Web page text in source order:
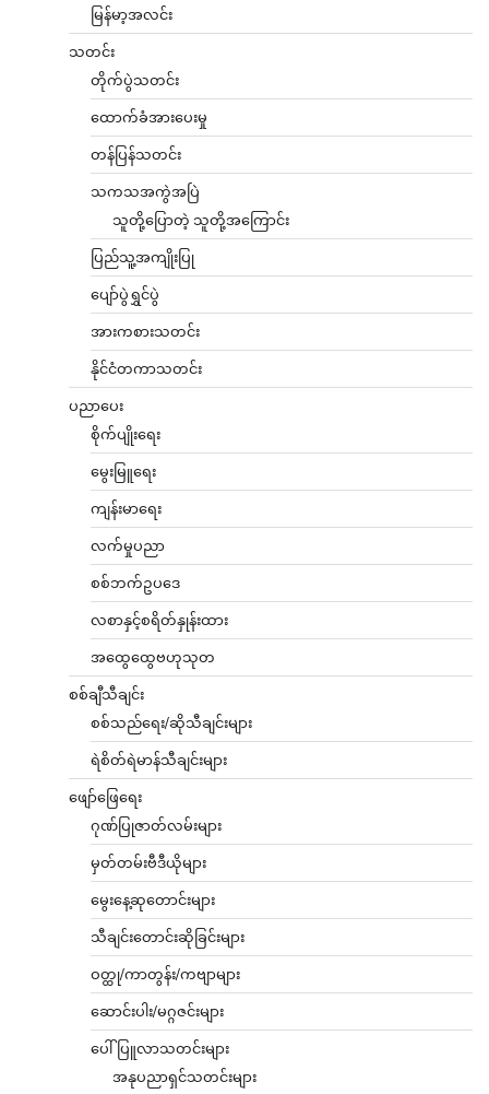
မြန်မာ့အလင်း
သတင်း
တိုက်ပွဲသတင်း
ထောက်ခံအားပေးမှု
တန်ပြန်သတင်း
သကသအကွဲအပြဲ
သူတို့ပြောတဲ့ သူတို့အကြောင်း
ပြည်သူ့အကျိုးပြု
ပျော်ပွဲရွှင်ပွဲ
အားကစားသတင်း
နိုင်ငံတကာသတင်း
ပညာပေး
စိုက်ပျိုးရေး
မွေးမြူရေး
ကျန်းမာရေး
လက်မှုပညာ
စစ်ဘက်ဥပဒေ
လစာနှင့်စရိတ်နှုန်းထား
အထွေထွေဗဟုသုတ
စစ်ချီသီချင်း
စစ်သည်ရေး/ဆိုသီချင်းများ
ရဲစိတ်ရဲမာန်သီချင်းများ
ဖျော်ဖြေရေး
ဂုဏ်ပြုဇာတ်လမ်းများ
မှတ်တမ်းဗီဒီယိုများ
မွေးနေ့ဆုတောင်းများ
သီချင်းတောင်းဆိုခြင်းများ
ဝတ္ထု/ကာတွန်း/ကဗျာများ
ဆောင်းပါး/မဂ္ဂဇင်းများ
ပေါ်ပြူလာသတင်းများ
အနုပညာရှင်သတင်းများ